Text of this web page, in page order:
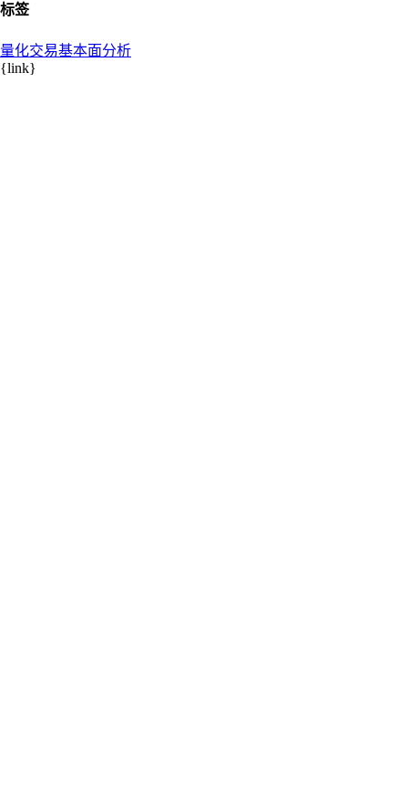
标签
量化交易基本面分析
{link}